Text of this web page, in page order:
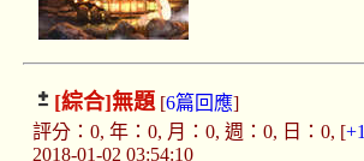
[綜合]無題[6篇回應]
評分：0, 年：0, 月：0, 週：0, 日：0, [+1
2018-01-02 03:54:10